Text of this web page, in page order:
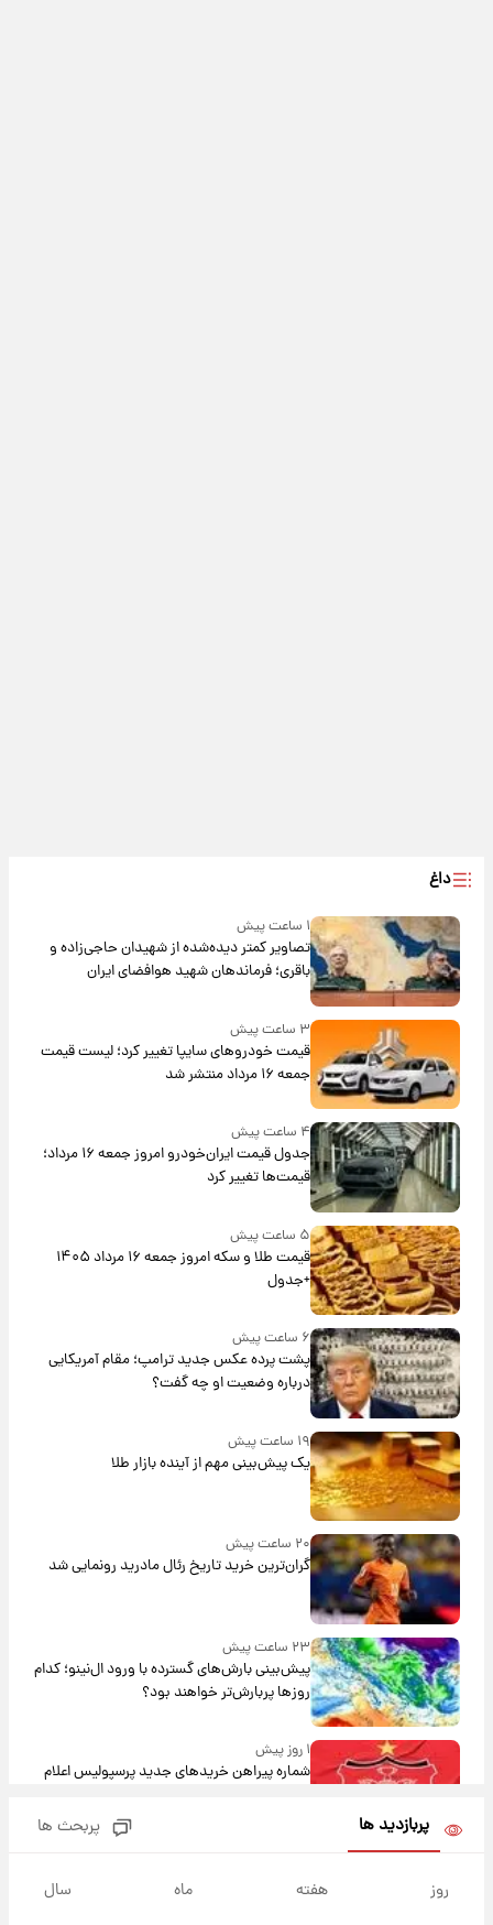
داغ
۱ ساعت پیش
تصاویر کمتر دیده‌شده از شهیدان حاجی‌زاده و
باقری؛ فرماندهان شهید هوافضای ایران
۳ ساعت پیش
قیمت خودروهای سایپا تغییر کرد؛ لیست قیمت
جمعه ۱۶ مرداد منتشر شد
۴ ساعت پیش
جدول قیمت ایران‌خودرو امروز جمعه ۱۶ مرداد؛
قیمت‌ها تغییر کرد
۵ ساعت پیش
قیمت طلا و سکه امروز جمعه ۱۶ مرداد ۱۴۰۵
+جدول
۶ ساعت پیش
پشت پرده عکس جدید ترامپ؛ مقام آمریکایی
درباره وضعیت او چه گفت؟
۱۹ ساعت پیش
یک پیش‌بینی مهم از آینده بازار طلا
۲۰ ساعت پیش
گران‌ترین خرید تاریخ رئال مادرید رونمایی شد
۲۳ ساعت پیش
پیش‌بینی بارش‌های گسترده با ورود ال‌نینو؛ کدام
روزها پربارش‌تر خواهند بود؟
۱ روز پیش
شماره پیراهن خریدهای جدید پرسپولیس اعلام
شد+فیلم
پربازدید ها پربحث ها
روز هفته ماه سال